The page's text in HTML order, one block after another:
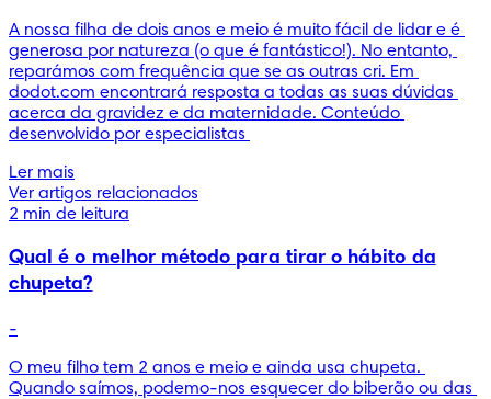
A nossa filha de dois anos e meio é muito fácil de lidar e é
generosa por natureza (o que é fantástico!). No entanto,
reparámos com frequência que se as outras cri. Em
dodot.com encontrará resposta a todas as suas dúvidas
acerca da gravidez e da maternidade. Conteúdo
desenvolvido por especialistas
Ler mais
Ver artigos relacionados
2 min de leitura
Qual é o melhor método para tirar o hábito da
chupeta?
-
O meu filho tem 2 anos e meio e ainda usa chupeta.
Quando saímos, podemo-nos esquecer do biberão ou das